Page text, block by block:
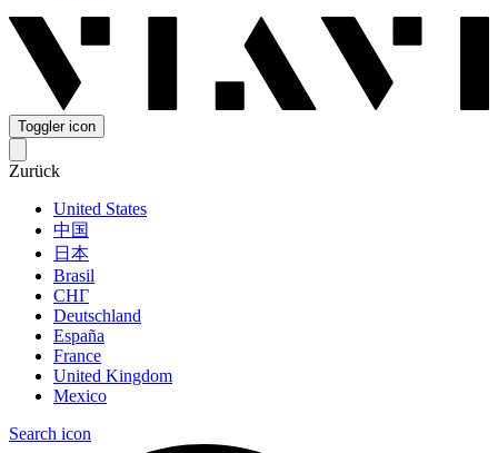
Toggler icon
Zurück
United States
中国
日本
Brasil
СНГ
Deutschland
España
France
United Kingdom
Mexico
Search icon